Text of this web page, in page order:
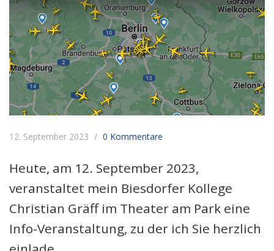
12. September 2023 0 Kommentare
Heute, am 12. September 2023,
veranstaltet mein Biesdorfer Kollege
Christian Gräff im Theater am Park eine
Info-Veranstaltung, zu der ich Sie herzlich